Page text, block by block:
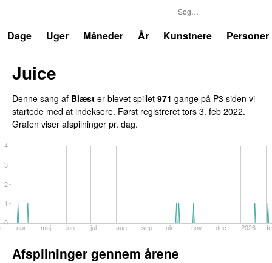
Dage
Uger Måneder År Kunstnere Personer
Juice
Denne sang af Blæst er blevet spillet 971 gange på P3 siden vi
startede med at indeksere. Først registreret tors 3. feb 2022.
Grafen viser afspilninger pr. dag.
apr maj jun jul aug sep okt nov dec 2026
0
1
2
3
4
Afspilninger gennem årene